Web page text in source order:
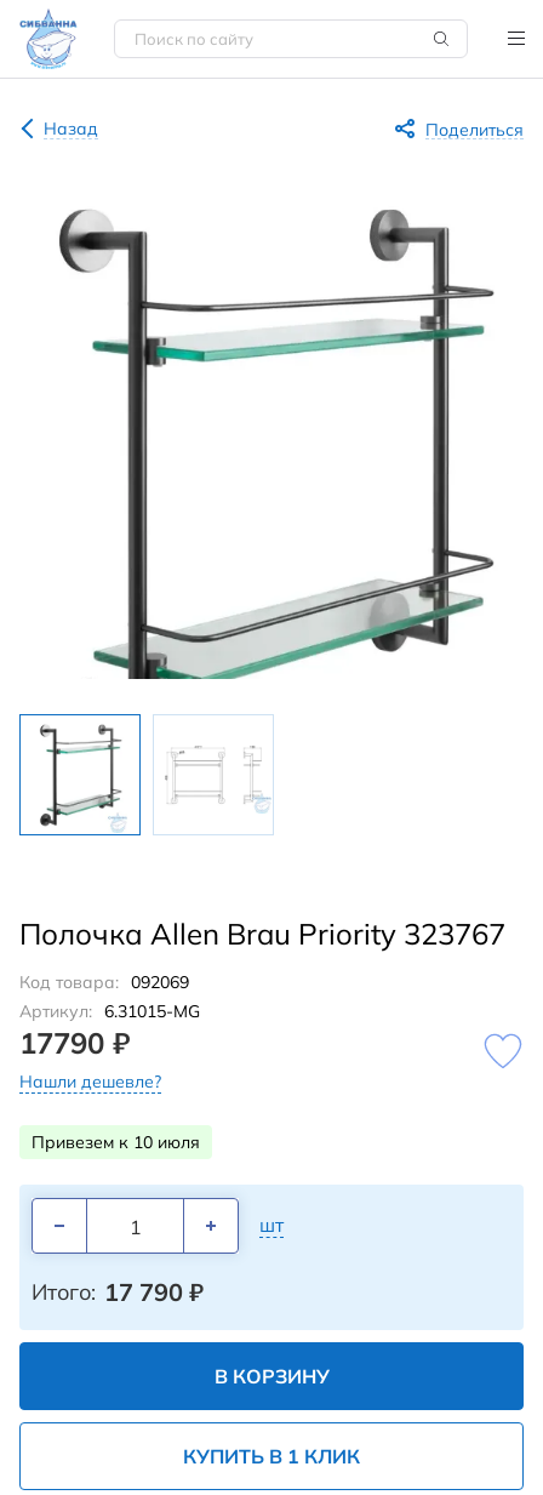
Назад Поделиться
Полочка Allen Brau Priority 323767
Код товара: 092069
Артикул: 6.31015-MG
17790 ₽
Нашли дешевле?
Привезем к 10 июля
шт
Итого: 17 790 ₽
В КОРЗИНУ
КУПИТЬ В 1 КЛИК